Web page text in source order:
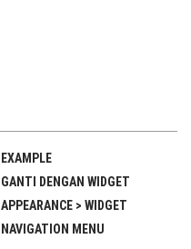
EXAMPLE
GANTI DENGAN WIDGET
APPEARANCE > WIDGET
NAVIGATION MENU